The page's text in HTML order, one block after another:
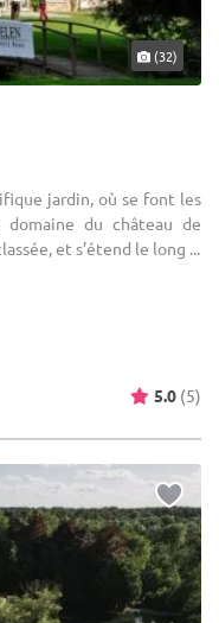
(32)
jardin, où se font les
du château de
et s’étend le long ...
5.0 (5)